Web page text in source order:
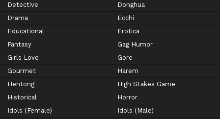
Detective
Donghua
Drama
Ecchi
Educational
Erotica
Fantasy
Gag Humor
Girls Love
Gore
Gourmet
Harem
Hentong
High Stakes Game
Historical
Horror
Idols (Female)
Idols (Male)